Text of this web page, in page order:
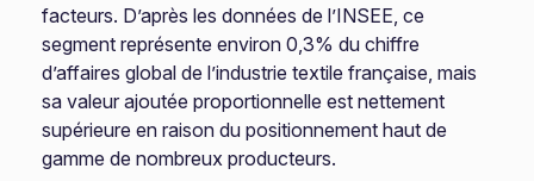
facteurs. D’après les données de l’INSEE, ce
segment représente environ 0,3% du chiffre
d’affaires global de l’industrie textile française, mais
sa valeur ajoutée proportionnelle est nettement
supérieure en raison du positionnement haut de
gamme de nombreux producteurs.